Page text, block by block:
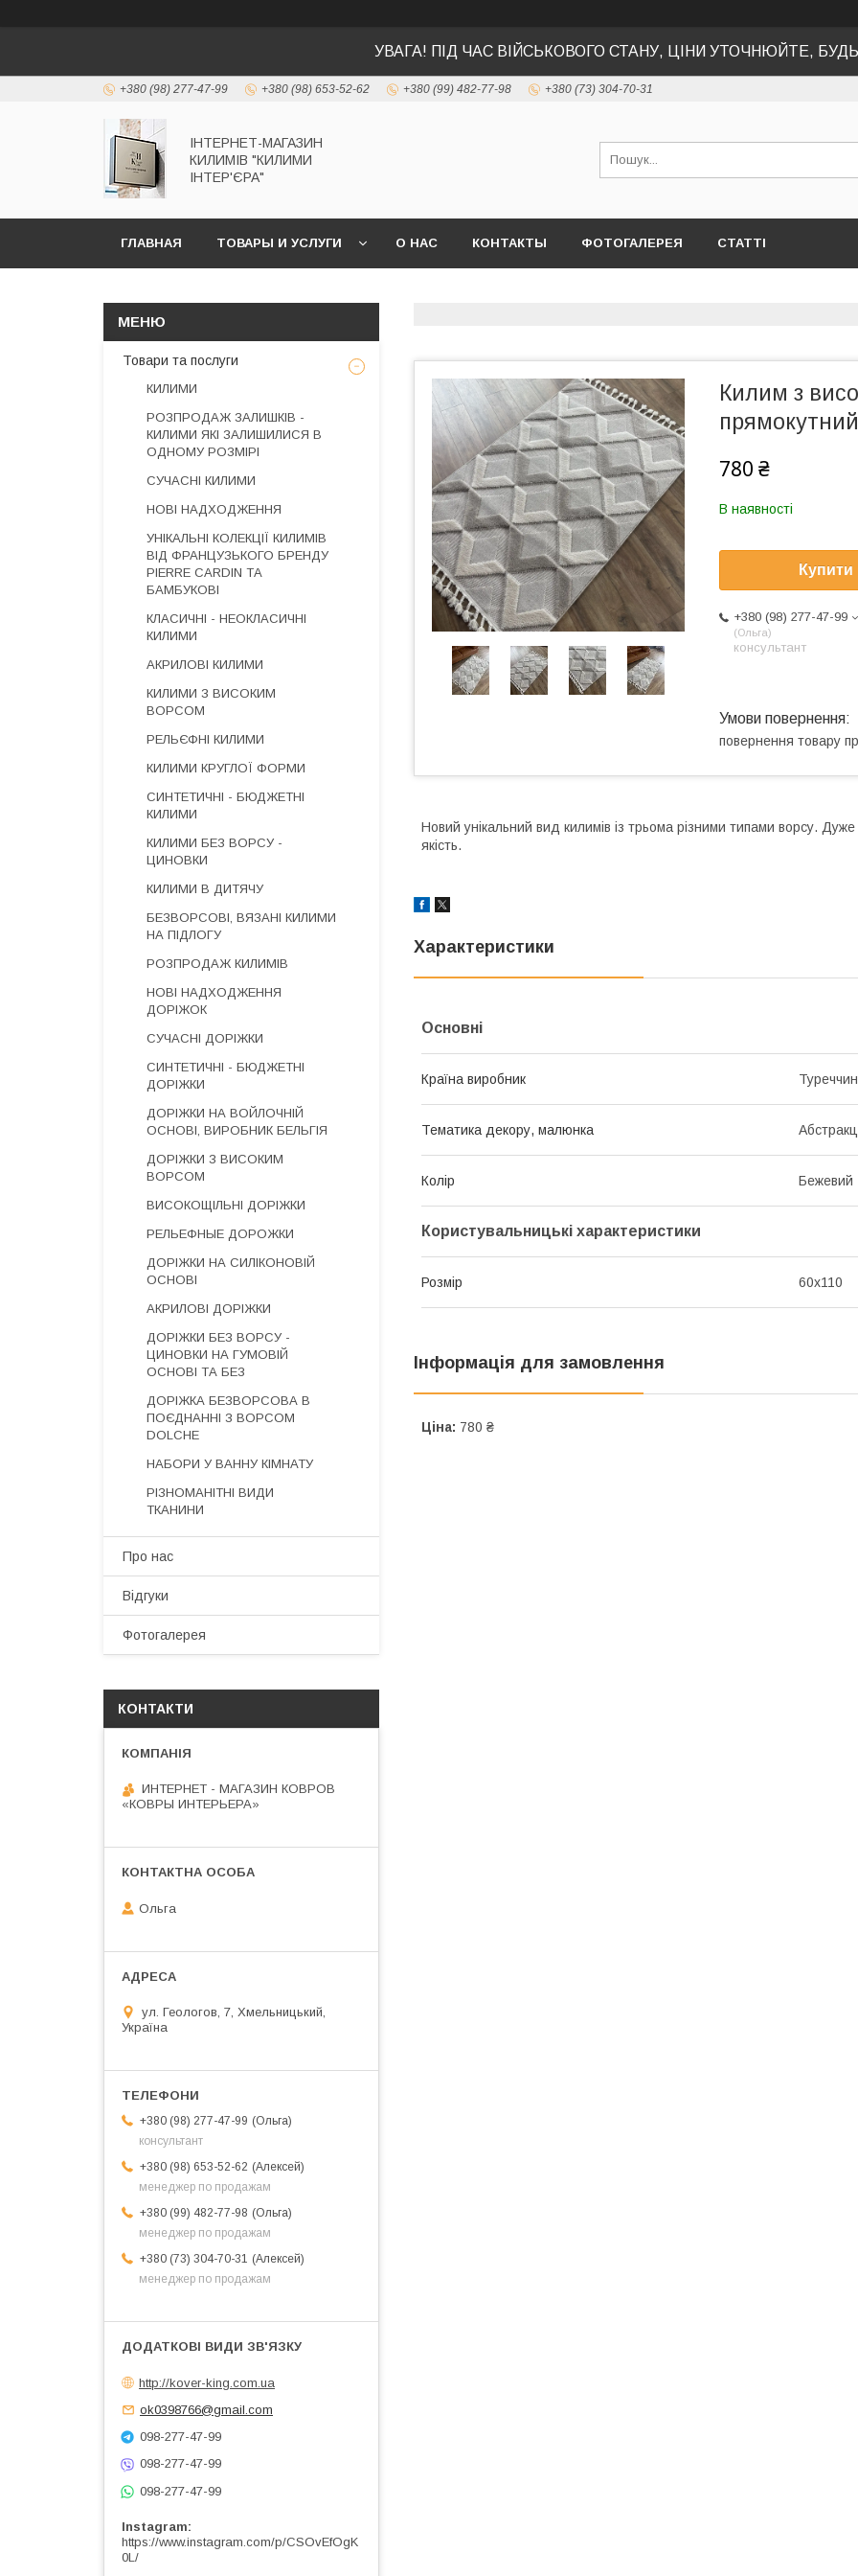
УВАГА! ПІД ЧАС ВІЙСЬКОВОГО СТАНУ, ЦІНИ УТОЧНЮЙТЕ,
+380 (98) 277-47-99 +380 (98) 653-52-62 +380 (99) 482-77-98 +380 (73) 304-70-31
ІНТЕРНЕТ-МАГАЗИН
КИЛИМІВ "КИЛИМИ
ІНТЕР'ЄРА"
ГЛАВНАЯ ТОВАРЫ И УСЛУГИ О НАС КОНТАКТЫ ФОТОГАЛЕРЕЯ СТАТТІ
Килим з
прямокутний
780 ₴
В наявності
Купити
+380 (98) 277-47-99
Ольга
консультант
повернення товару
Новий унікальний вид килимів із трьома різними типами ворсу.
якість.
Характеристики
Основні
Країна виробник
Тематика декору, малюнка
Колір Бежевий
Користувальницькі характеристики
Розмір 60х110
Інформація для замовлення
Ціна: 780 ₴
Товари та послуги
КИЛИМИ
РОЗПРОДАЖ ЗАЛИШКІВ -
КИЛИМИ ЯКІ ЗАЛИШИЛИСЯ В
ОДНОМУ РОЗМІРІ
СУЧАСНІ КИЛИМИ
НОВІ НАДХОДЖЕННЯ
УНІКАЛЬНІ КОЛЕКЦІЇ КИЛИМІВ
ВІД ФРАНЦУЗЬКОГО БРЕНДУ
PIERRE CARDIN ТА
БАМБУКОВІ
КЛАСИЧНІ - НЕОКЛАСИЧНІ
КИЛИМИ
АКРИЛОВІ КИЛИМИ
КИЛИМИ З ВИСОКИМ
ВОРСОМ
РЕЛЬЄФНІ КИЛИМИ
КИЛИМИ КРУГЛОЇ ФОРМИ
СИНТЕТИЧНІ - БЮДЖЕТНІ
КИЛИМИ
КИЛИМИ БЕЗ ВОРСУ -
ЦИНОВКИ
КИЛИМИ В ДИТЯЧУ
БЕЗВОРСОВІ, ВЯЗАНІ КИЛИМИ
НА ПІДЛОГУ
РОЗПРОДАЖ КИЛИМІВ
НОВІ НАДХОДЖЕННЯ
ДОРІЖОК
СУЧАСНІ ДОРІЖКИ
СИНТЕТИЧНІ - БЮДЖЕТНІ
ДОРІЖКИ
ДОРІЖКИ НА ВОЙЛОЧНІЙ
ОСНОВІ, ВИРОБНИК БЕЛЬГІЯ
ДОРІЖКИ З ВИСОКИМ
ВОРСОМ
ВИСОКОЩІЛЬНІ ДОРІЖКИ
РЕЛЬЕФНЫЕ ДОРОЖКИ
ДОРІЖКИ НА СИЛІКОНОВІЙ
ОСНОВІ
АКРИЛОВІ ДОРІЖКИ
ДОРІЖКИ БЕЗ ВОРСУ -
ЦИНОВКИ НА ГУМОВІЙ
ОСНОВІ ТА БЕЗ
ДОРІЖКА БЕЗВОРСОВА В
ПОЄДНАННІ З ВОРСОМ
DOLCHE
НАБОРИ У ВАННУ КІМНАТУ
РІЗНОМАНІТНІ ВИДИ
ТКАНИНИ
Про нас
Відгуки
Фотогалерея
КОНТАКТИ
ИНТЕРНЕТ - МАГАЗИН КОВРОВ
«КОВРЫ ИНТЕРЬЕРА»
Ольга
ул. Геологов, 7, Хмельницький,
Україна
+380 (98) 277-47-99
Ольга
консультант
+380 (98) 653-52-62
Алексей
менеджер по продажам
+380 (99) 482-77-98
Ольга
менеджер по продажам
+380 (73) 304-70-31
Алексей
менеджер по продажам
http://kover-king.com.ua
ok0398766@gmail.com
098-277-47-99
098-277-47-99
098-277-47-99
Instagram
https://www.instagram.com/p/CSOvEfOgK
0L/